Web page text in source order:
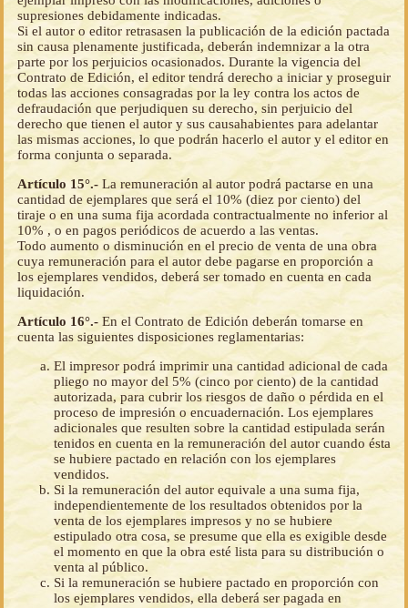
supresiones debidamente indicadas.
Si el autor o editor retrasasen la publicación de la edición pactada
sin causa plenamente justificada, deberán indemnizar a la otra
parte por los perjuicios ocasionados. Durante la vigencia del
Contrato de Edición, el editor tendrá derecho a iniciar y proseguir
todas las acciones consagradas por la ley contra los actos de
defraudación que perjudiquen su derecho, sin perjuicio del
derecho que tienen el autor y sus causahabientes para adelantar
las mismas acciones, lo que podrán hacerlo el autor y el editor en
forma conjunta o separada.
Artículo 15°.- La remuneración al autor podrá pactarse en una
cantidad de ejemplares que será el 10% (diez por ciento) del
tiraje o en una suma fija acordada contractualmente no inferior al
10% , o en pagos periódicos de acuerdo a las ventas.
Todo aumento o disminución en el precio de venta de una obra
cuya remuneración para el autor debe pagarse en proporción a
los ejemplares vendidos, deberá ser tomado en cuenta en cada
liquidación.
Artículo 16°.- En el Contrato de Edición deberán tomarse en
cuenta las siguientes disposiciones reglamentarias:
El impresor podrá imprimir una cantidad adicional de cada
pliego no mayor del 5% (cinco por ciento) de la cantidad
autorizada, para cubrir los riesgos de daño o pérdida en el
proceso de impresión o encuadernación. Los ejemplares
adicionales que resulten sobre la cantidad estipulada serán
tenidos en cuenta en la remuneración del autor cuando ésta
se hubiere pactado en relación con los ejemplares
vendidos.
Si la remuneración del autor equivale a una suma fija,
independientemente de los resultados obtenidos por la
venta de los ejemplares impresos y no se hubiere
estipulado otra cosa, se presume que ella es exigible desde
el momento en que la obra esté lista para su distribución o
venta al público.
Si la remuneración se hubiere pactado en proporción con
los ejemplares vendidos, ella deberá ser pagada en